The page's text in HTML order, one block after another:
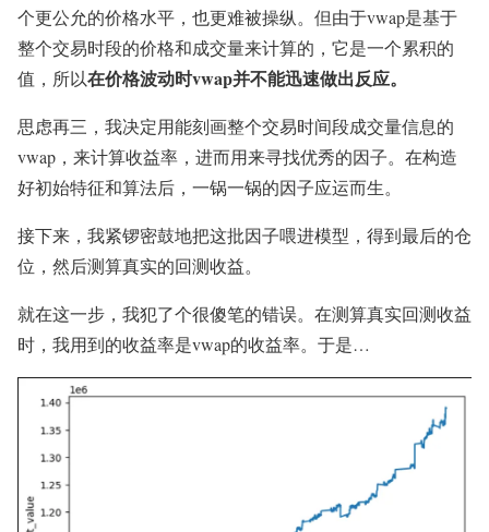
个更公允的价格水平，也更难被操纵。但由于vwap是基于
整个交易时段的价格和成交量来计算的，它是一个累积的
值，所以在价格波动时vwap并不能迅速做出反应。
思虑再三，我决定用能刻画整个交易时间段成交量信息的
vwap，来计算收益率，进而用来寻找优秀的因子。在构造
好初始特征和算法后，一锅一锅的因子应运而生。
接下来，我紧锣密鼓地把这批因子喂进模型，得到最后的仓
位，然后测算真实的回测收益。
就在这一步，我犯了个很傻笔的错误。在测算真实回测收益
时，我用到的收益率是vwap的收益率。于是…